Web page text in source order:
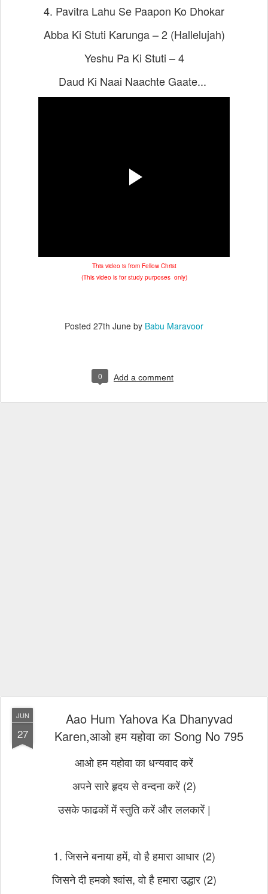
4. Pavitra Lahu Se Paapon Ko Dhokar
Abba Ki Stuti Karunga – 2 (Hallelujah)
Yeshu Pa Ki Stuti – 4
Daud Ki Naai Naachte Gaate...
This video is from Fellow Christ
(This video is for study purposes only)
Posted 27th June by Babu Maravoor
0 Add a comment
JUN
27
Aao Hum Yahova Ka Dhanyvad
Karen,आओ हम यहोवा का Song No 795
आओ हम यहोवा का धन्यवाद करें
अपने सारे हृदय से वन्दना करें (2)
उसके फाढकों में स्तुति करें और ललकारें |
1. जिसने बनाया हमें, वो है हमारा आधार (2)
जिसने दी हमको श्वांस, वो है हमारा उद्धार (2)